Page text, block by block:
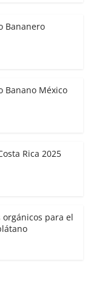
Bananero
Banano México
Rica 2025
para el